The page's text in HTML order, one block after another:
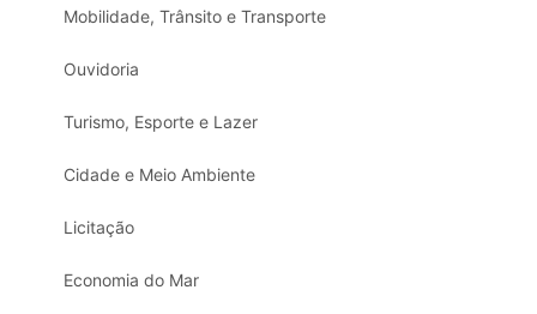
Mobilidade, Trânsito e Transporte
Ouvidoria
Turismo, Esporte e Lazer
Cidade e Meio Ambiente
Licitação
Economia do Mar